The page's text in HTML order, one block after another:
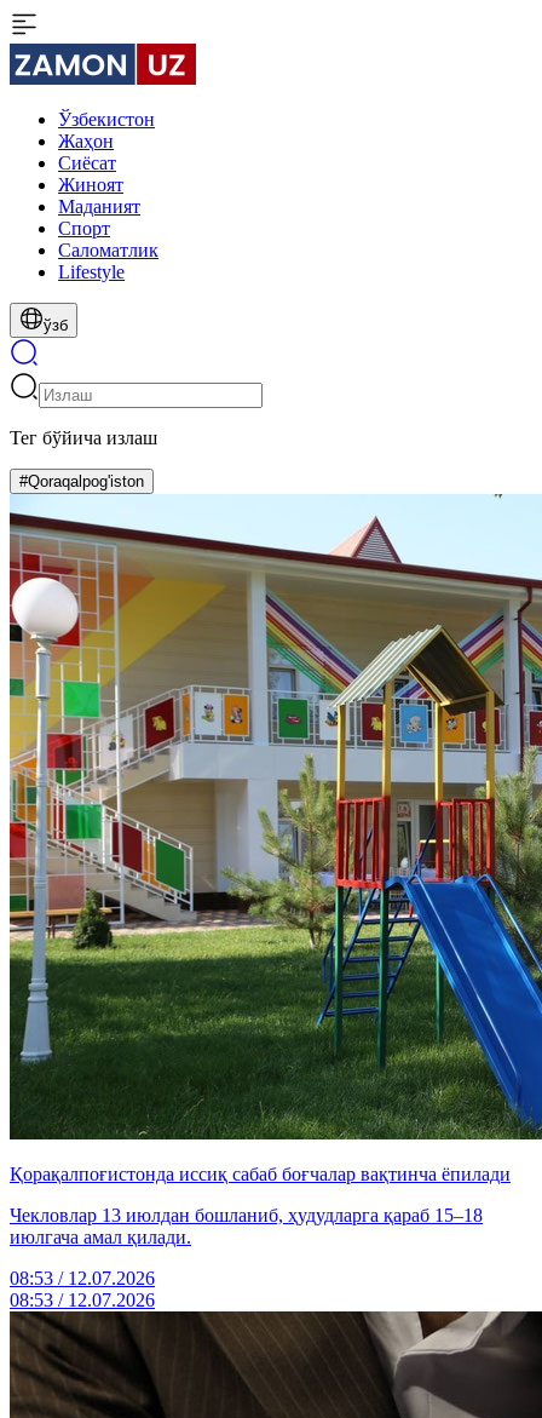
Ўзбекистон
Жаҳон
Сиёсат
Жиноят
Маданият
Спорт
Cаломатлик
Lifestyle
ўзб
Тег бўйича излаш
#Qoraqalpog'iston
Қорақалпоғистонда иссиқ сабаб боғчалар вақтинча ёпилади
Чекловлар 13 июлдан бошланиб, ҳудудларга қараб 15–18
июлгача амал қилади.
08:53 / 12.07.2026
08:53 / 12.07.2026